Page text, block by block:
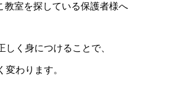
教室を探している保護者様へ
しく身につけることで、
わります。